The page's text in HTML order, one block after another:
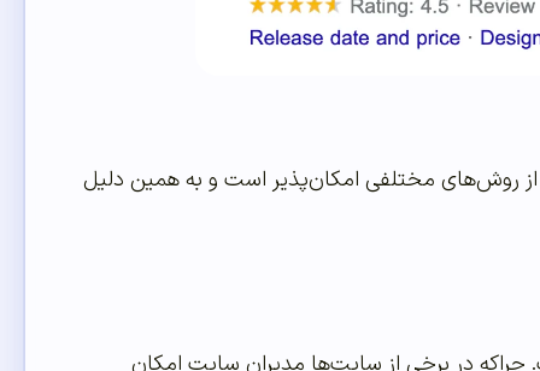
از روش‌های مختلفی امکان‌پذیر است و به همین دلیل
در برخی از سایت‌ها مدیران سایت امکان